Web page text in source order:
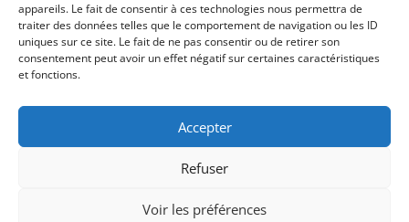
appareils. Le fait de consentir à ces technologies nous permettra de
traiter des données telles que le comportement de navigation ou les ID
uniques sur ce site. Le fait de ne pas consentir ou de retirer son
consentement peut avoir un effet négatif sur certaines caractéristiques
et fonctions.
Accepter
Refuser
Voir les préférences
JCA Academy : une école alternative pour repenser la
réussite et la liberté
Commentaires récents
Aucun commentaire à afficher.
Politique de cookies (UE)